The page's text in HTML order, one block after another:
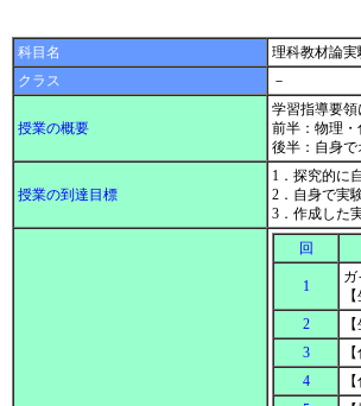
科目名
理科教材論実
クラス
－
授業の概要
学習指導要領
前半：物理
後半：自身
授業の到達目標
1．探究的に
2．自身で実
3．作成した
回
1
ガ
2
3
4